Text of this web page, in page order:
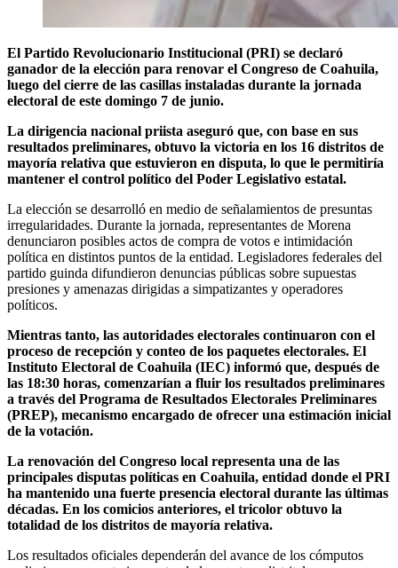
El Partido Revolucionario Institucional (PRI) se declaró
ganador de la elección para renovar el Congreso de Coahuila,
luego del cierre de las casillas instaladas durante la jornada
electoral de este domingo 7 de junio.
La dirigencia nacional priista aseguró que, con base en sus
resultados preliminares, obtuvo la victoria en los 16 distritos de
mayoría relativa que estuvieron en disputa, lo que le permitiría
mantener el control político del Poder Legislativo estatal.
La elección se desarrolló en medio de señalamientos de presuntas
irregularidades. Durante la jornada, representantes de Morena
denunciaron posibles actos de compra de votos e intimidación
política en distintos puntos de la entidad. Legisladores federales del
partido guinda difundieron denuncias públicas sobre supuestas
presiones y amenazas dirigidas a simpatizantes y operadores
políticos.
Mientras tanto, las autoridades electorales continuaron con el
proceso de recepción y conteo de los paquetes electorales. El
Instituto Electoral de Coahuila (IEC) informó que, después de
las 18:30 horas, comenzarían a fluir los resultados preliminares
a través del Programa de Resultados Electorales Preliminares
(PREP), mecanismo encargado de ofrecer una estimación inicial
de la votación.
La renovación del Congreso local representa una de las
principales disputas políticas en Coahuila, entidad donde el PRI
ha mantenido una fuerte presencia electoral durante las últimas
décadas. En los comicios anteriores, el tricolor obtuvo la
totalidad de los distritos de mayoría relativa.
Los resultados oficiales dependerán del avance de los cómputos